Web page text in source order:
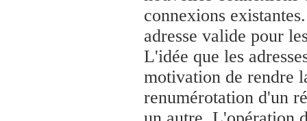
connexions
adresse valide pour
L'idée que les
motivation de rendre
renumérotation d'un